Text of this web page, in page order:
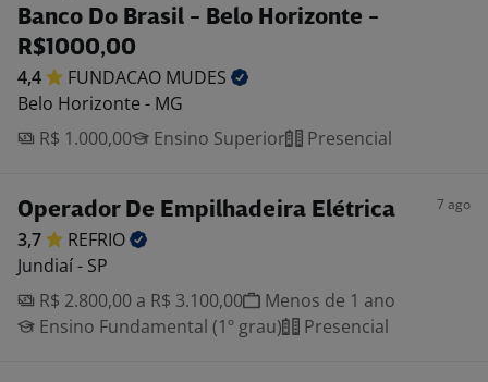
Banco Do Brasil - Belo Horizonte -
R$1000,00
4,4 FUNDACAO MUDES
Belo Horizonte - MG
R$ 1.000,00
Ensino Superior Presencial
Operador De Empilhadeira Elétrica 7 ago
3,7
REFRIO
Jundiaí - SP
R$ 2.800,00 a R$ 3.100,00
Menos de 1 ano
Ensino Fundamental (1º grau)
Presencial